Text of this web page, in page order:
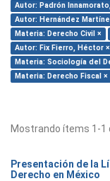
Autor: Padrón
Autor: Hernández
Materia: Derecho Civil ×
Autor: Fix Fierro, Héctor ×
Materia: Sociología del
Materia: Derecho Fiscal ×
Mostrando ítems 1-1
Presentación de la
Derecho en México